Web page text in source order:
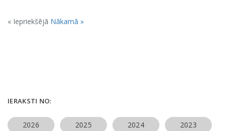
« Iepriekšējā Nākamā »
IERAKSTI NO:
2026 2025 2024 2023